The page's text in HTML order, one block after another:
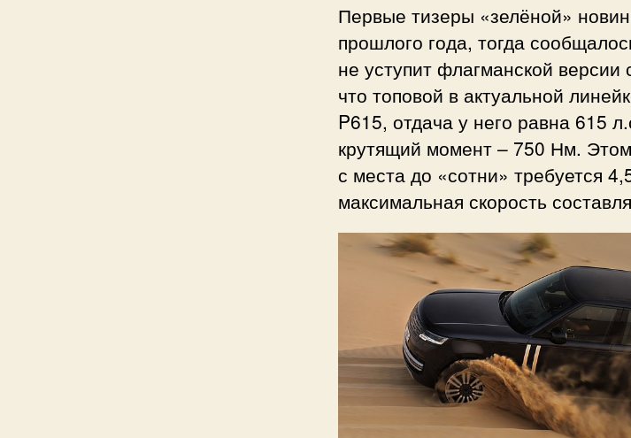
Первые тизеры «зелёной»
прошлого года, тогда
не уступит флагманской
что топовой в актуальной
P615, отдача у него равна 615
крутящий момент – 750 Нм.
с места до «сотни» требуется
максимальная скорость